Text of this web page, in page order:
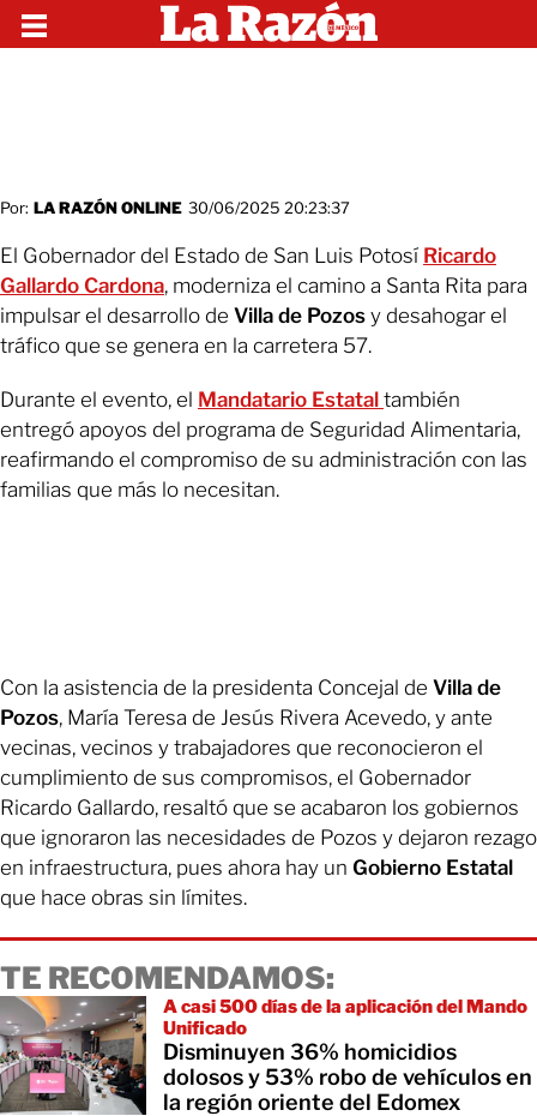
Por: LA RAZÓN ONLINE 30/06/2025 20:23:37
El Gobernador del Estado de San Luis Potosí Ricardo
Gallardo Cardona, moderniza el camino a Santa Rita para
impulsar el desarrollo de Villa de Pozos y desahogar el
tráfico que se genera en la carretera 57.
Durante el evento, el Mandatario Estatal también
entregó apoyos del programa de Seguridad Alimentaria,
reafirmando el compromiso de su administración con las
familias que más lo necesitan.
Con la asistencia de la presidenta Concejal de Villa de
Pozos, María Teresa de Jesús Rivera Acevedo, y ante
vecinas, vecinos y trabajadores que reconocieron el
cumplimiento de sus compromisos, el Gobernador
Ricardo Gallardo, resaltó que se acabaron los gobiernos
que ignoraron las necesidades de Pozos y dejaron rezago
en infraestructura, pues ahora hay un Gobierno Estatal
que hace obras sin límites.
TE RECOMENDAMOS:
A casi 500 días de la aplicación del Mando
Unificado
Disminuyen 36% homicidios
dolosos y 53% robo de vehículos en
la región oriente del Edomex